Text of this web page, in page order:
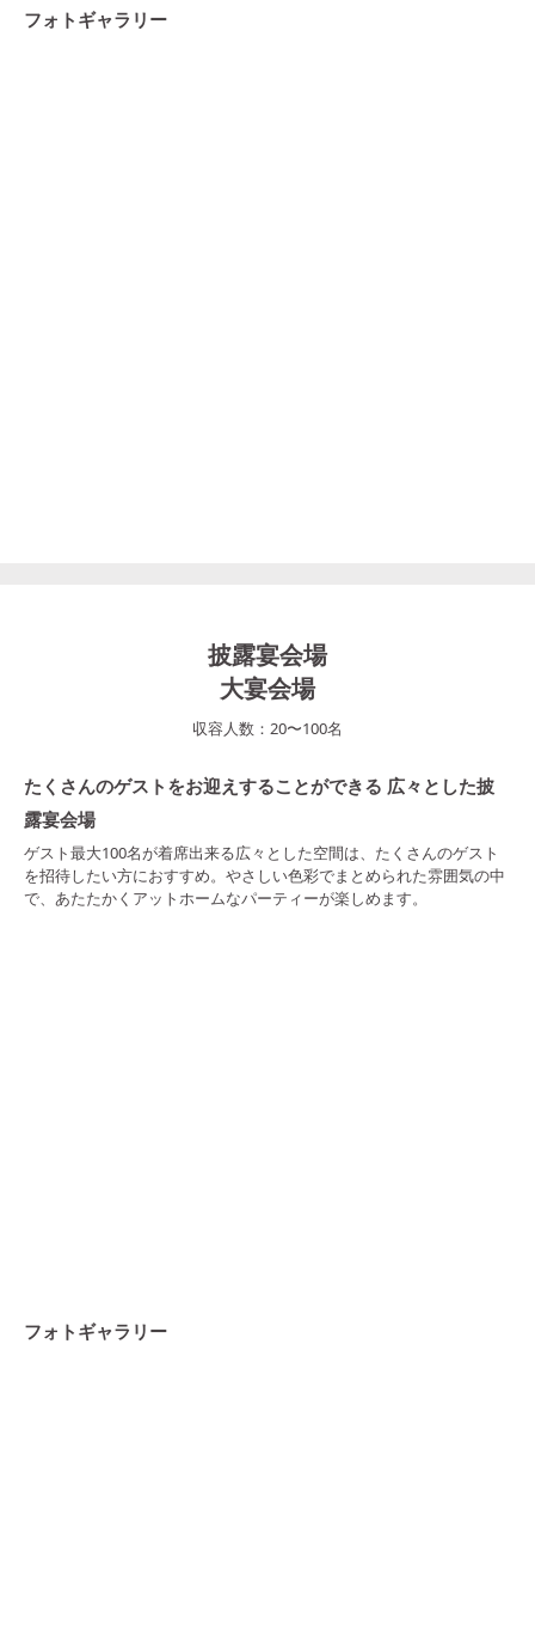
フォトギャラリー
披露宴会場
大宴会場
収容人数： 20〜100名
たくさんのゲストをお迎えすることができる 広々とした披
露宴会場
ゲスト最大100名が着席出来る広々とした空間は、たくさんのゲスト
を招待したい方におすすめ。やさしい色彩でまとめられた雰囲気の中
で、あたたかくアットホームなパーティーが楽しめます。
フォトギャラリー